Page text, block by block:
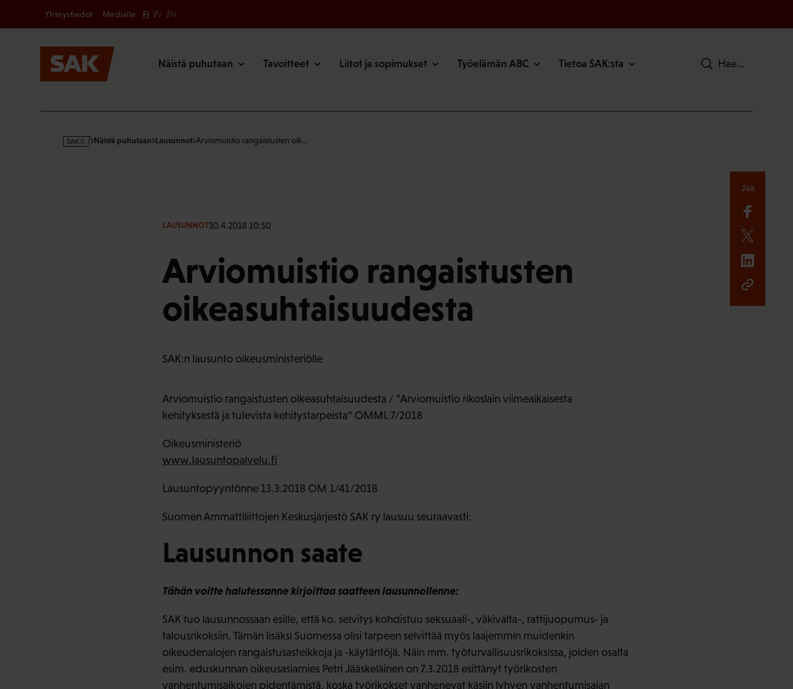
Secondary
Yhteystiedot Medialle FI SV EN
Näistä puhutaan Tavoitteet Liitot ja sopimukset Työelämän ABC Tietoa SAK:sta Hae
s
Näistä puhutaan Lausunnot Arviomuistio rangaistusten oik…
LAUSUNNOT30.4.2018 10:50
Arviomuistio rangaistusten
oikeasuhtaisuudesta
SAK:n lausunto oikeusministeriölle
Arviomuistio rangaistusten oikeasuhtaisuudesta / ”Arviomuistio rikoslain viimeaikaisesta
kehityksestä ja tulevista kehitystarpeista” OMML 7/2018
Oikeusministeriö
www.lausuntopalvelu.fi
Lausuntopyyntönne 13.3.2018 OM 1/41/2018
Suomen Ammattiliittojen Keskusjärjestö SAK ry lausuu seuraavasti:
Lausunnon saate
Tähän voitte halutessanne kirjoittaa saatteen lausunnollenne:
SAK tuo lausunnossaan esille, että ko. selvitys kohdistuu seksuaali-, väkivalta-, rattijuopumus- ja
talousrikoksiin. Tämän lisäksi Suomessa olisi tarpeen selvittää myös laajemmin muidenkin
oikeudenalojen rangaistusasteikkoja ja -käytäntöjä. Näin mm. työturvallisuusrikoksissa, joiden osalta
esim. eduskunnan oikeusasiamies Petri Jääskeläinen on 7.3.2018 esittänyt työrikosten
vanhentumisaikojen pidentämistä, koska työrikokset vanhenevat käsiin lyhyen vanhentumisajan
Jaa